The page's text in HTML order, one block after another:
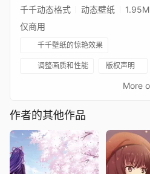
千千动态格式 动态壁纸
1.95M
仅商用
千千壁纸的惊艳效果
调整画质和性能 版权声明
作者的其他作品